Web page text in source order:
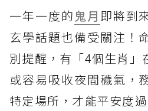
一年一度的鬼月 即將到
玄學話題也備受關注！
別提醒，有「4個生肖」
或容易吸收夜間穢氣，
特定場所，才能平安度